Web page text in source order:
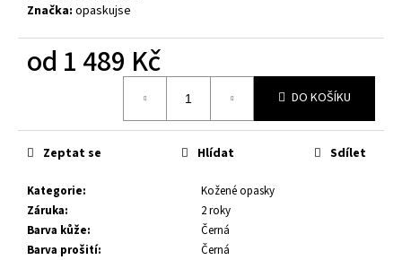
Značka: opaskujse
od 1 489 Kč
DO KOŠÍKU
Kategorie:
Kožené opasky
Záruka:
2 roky
Barva kůže:
Černá
Barva prošití:
Černá
Zeptat se Hlídat Sdílet
u
e
m
KOŽENÝ
OPASEK,
SPONA
BROUŠENÁ
HRANATÁ,
KOVOVÁ